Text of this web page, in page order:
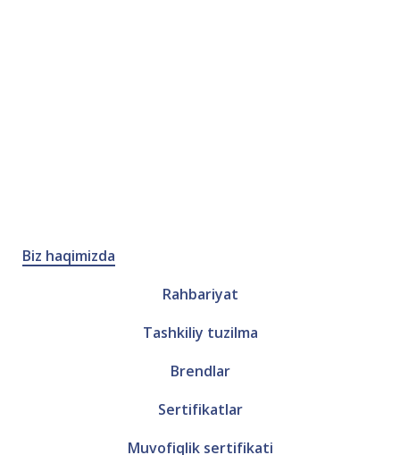
Biz haqimizda
Rahbariyat
Tashkiliy tuzilma
Brendlar
Sertifikatlar
Muvofiqlik sertifikati